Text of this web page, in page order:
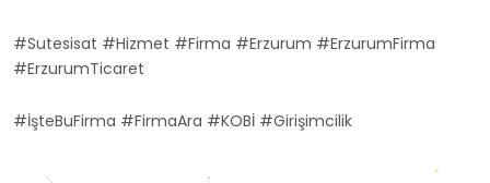
#Sutesisat #Hizmet #Firma #Erzurum #ErzurumFirma
#ErzurumTicaret
#İşteBuFirma #FirmaAra #KOBİ #Girişimcilik